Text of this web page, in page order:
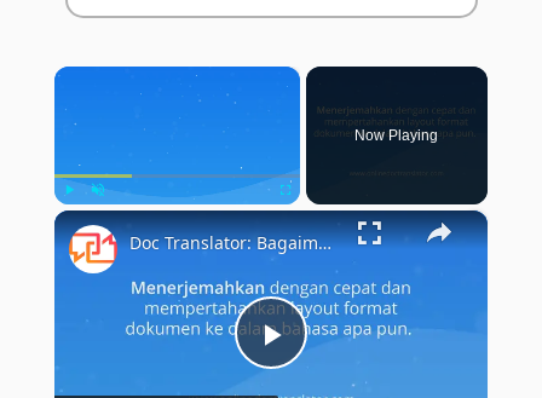
×
Play Unmute Fullscreen
Now Playing
×
Play
Doc Translator: Bagaimana cara menggunakan penerjemah dokumen?